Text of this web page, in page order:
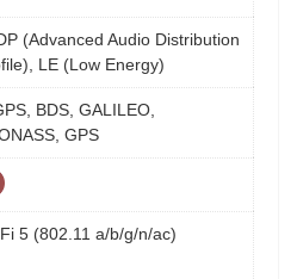
(Advanced Audio Distribution
LE (Low Energy)
BDS, GALILEO,
GPS
5 (802.11 a/b/g/n/ac)